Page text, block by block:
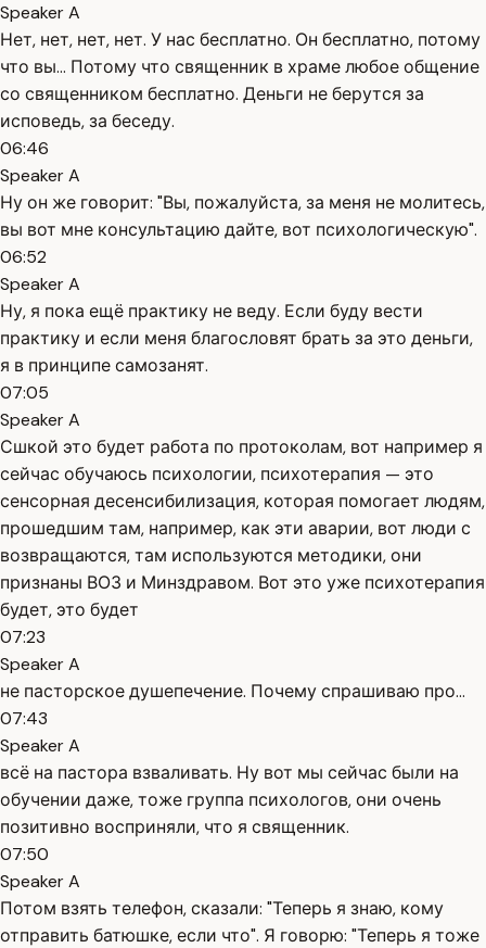
Speaker A
Нет, нет, нет, нет. У нас бесплатно. Он бесплатно, потому
что вы... Потому что священник в храме любое общение
со священником бесплатно. Деньги не берутся за
исповедь, за беседу.
06:46
Speaker A
Ну он же говорит: "Вы, пожалуйста, за меня не молитесь,
вы вот мне консультацию дайте, вот психологическую".
06:52
Speaker A
Ну, я пока ещё практику не веду. Если буду вести
практику и если меня благословят брать за это деньги,
я в принципе самозанят.
07:05
Speaker A
Сшкой это будет работа по протоколам, вот например я
сейчас обучаюсь психологии, психотерапия — это
сенсорная десенсибилизация, которая помогает людям,
прошедшим там, например, как эти аварии, вот люди с
возвращаются, там используются методики, они
признаны ВОЗ и Минздравом. Вот это уже психотерапия
будет, это будет
07:23
Speaker A
не пасторское душепечение. Почему спрашиваю про...
07:43
Speaker A
всё на пастора взваливать. Ну вот мы сейчас были на
обучении даже, тоже группа психологов, они очень
позитивно восприняли, что я священник.
07:50
Speaker A
Потом взять телефон, сказали: "Теперь я знаю, кому
отправить батюшке, если что". Я говорю: "Теперь я тоже